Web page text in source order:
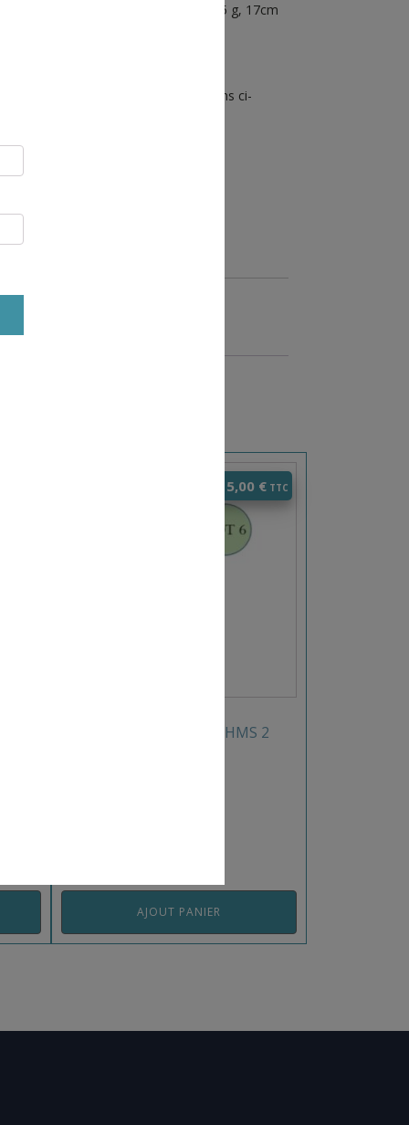
sangle 22 kN, poids 11cm = 95 g, 17cm
UIAA disponibles sur les liens ci-
LOT 6 MOUSQUETONS HMS 2
115,00 €
AJOUT PANIER